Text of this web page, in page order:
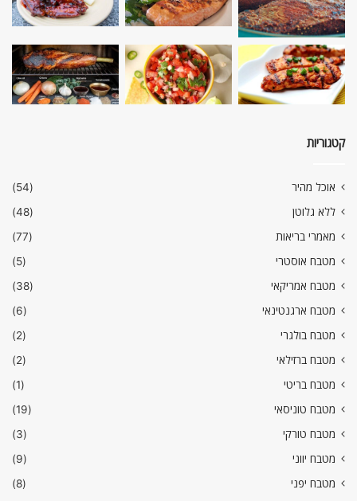
קטגוריות
אוכל מהיר
(54)
ללא גלוטן
(48)
מאמרי בריאות
(77)
מטבח אוסטרי
(5)
מטבח אמריקאי
(38)
מטבח ארגנטינאי
(6)
מטבח בולגרי
(2)
מטבח ברזילאי
(2)
מטבח בריטי
(1)
מטבח טוניסאי
(19)
מטבח טורקי
(3)
מטבח יווני
(9)
מטבח יפני
(8)